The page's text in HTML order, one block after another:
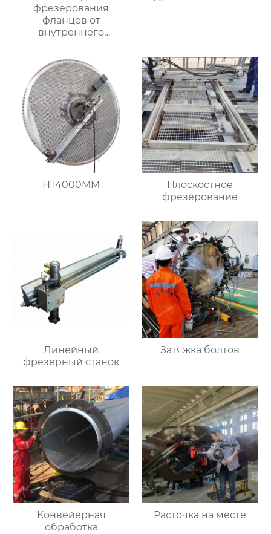
фрезерования
фланцев от
внутреннего
HT4000MM
Плоскостное
фрезерование
Линейный
фрезерный станок
Затяжка болтов
Конвейерная
обработка
Расточка на месте